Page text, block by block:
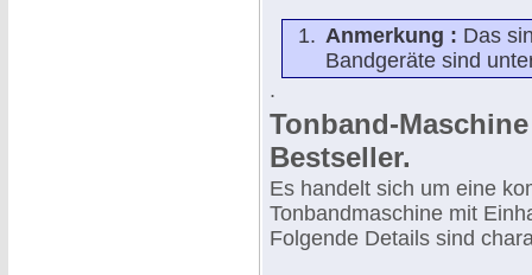
Anmerkung : Das
Bandgeräte sind
.
Tonband-
Bestseller.
Es handelt sich um eine
Tonbandmaschine mit
Folgende Details sind